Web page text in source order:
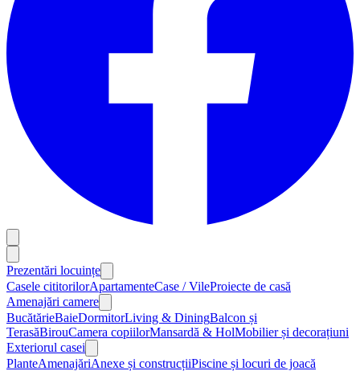
Prezentări locuințe
Casele cititorilorApartamenteCase / VileProiecte de casă
Amenajări camere
BucătărieBaieDormitorLiving & DiningBalcon și
TerasăBirouCamera copiilorMansardă & HolMobilier și decorațiuni
Exteriorul casei
PlanteAmenajăriAnexe și construcțiiPiscine și locuri de joacă